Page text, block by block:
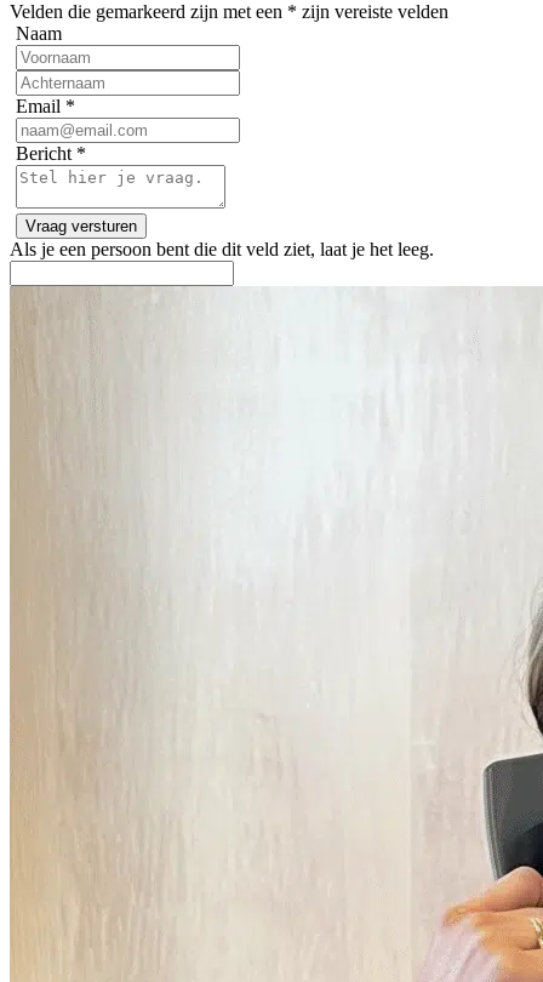
Velden die gemarkeerd zijn met een * zijn vereiste velden
Naam
Email *
Bericht *
Als je een persoon bent die dit veld ziet, laat je het leeg.